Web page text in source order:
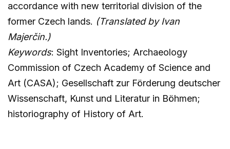
accordance with new territorial division of the
former Czech lands. (Translated by Ivan
Majerčin.)
Keywords: Sight Inventories; Archaeology
Commission of Czech Academy of Science and
Art (CASA); Gesellschaft zur Förderung deutscher
Wissenschaft, Kunst und Literatur in Böhmen;
historiography of History of Art.